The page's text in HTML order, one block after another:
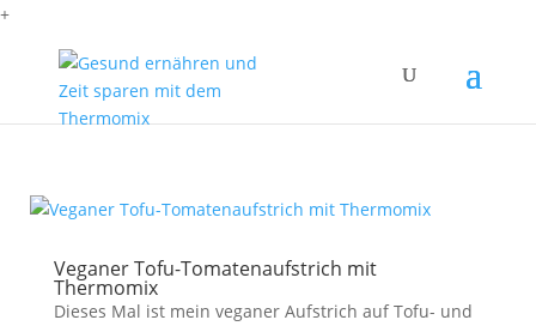
+
Veganer Tofu-Tomatenaufstrich mit
Thermomix
Dieses Mal ist mein veganer Aufstrich auf Tofu- und